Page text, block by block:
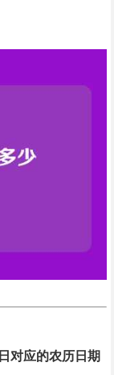
对应的农历日期